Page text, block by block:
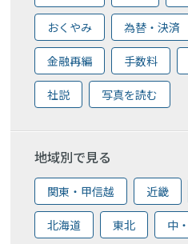
おくやみ 為替・決済
金融再編 手数料
社説 写真を読む
地域別で見る
関東・甲信越 近畿
北海道 東北 中